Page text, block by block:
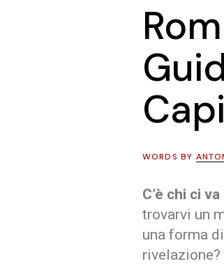
WORDS BY
C’è chi ci va
trovarvi un
una forma